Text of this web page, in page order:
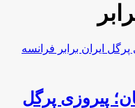
پیروزی پرگل